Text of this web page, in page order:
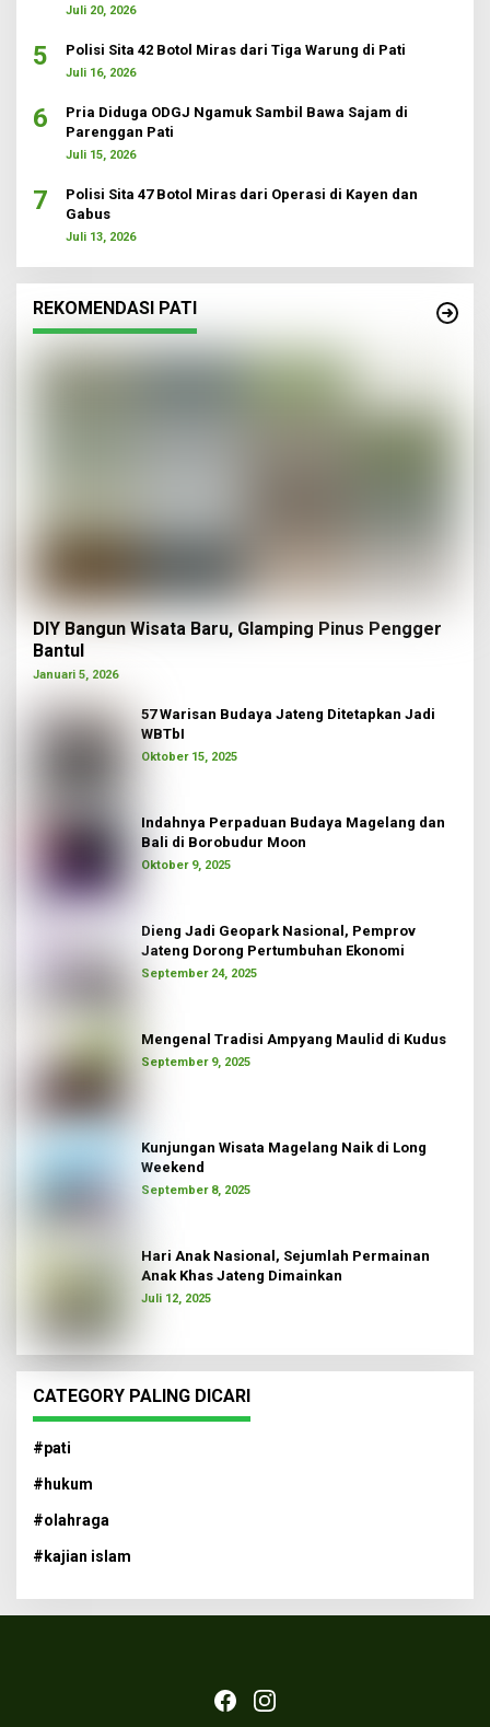
Juli 20, 2026
5 Polisi Sita 42 Botol Miras dari Tiga Warung di Pati
Juli 16, 2026
6
Pria Diduga ODGJ Ngamuk Sambil Bawa Sajam di
Parenggan Pati
Juli 15, 2026
7
Polisi Sita 47 Botol Miras dari Operasi di Kayen dan
Gabus
Juli 13, 2026
REKOMENDASI PATI
DIY Bangun Wisata Baru, Glamping Pinus Pengger
Bantul
Januari 5, 2026
57 Warisan Budaya Jateng Ditetapkan Jadi
WBTbI
Oktober 15, 2025
Indahnya Perpaduan Budaya Magelang dan
Bali di Borobudur Moon
Oktober 9, 2025
Dieng Jadi Geopark Nasional, Pemprov
Jateng Dorong Pertumbuhan Ekonomi
September 24, 2025
Mengenal Tradisi Ampyang Maulid di Kudus
September 9, 2025
Kunjungan Wisata Magelang Naik di Long
Weekend
September 8, 2025
Hari Anak Nasional, Sejumlah Permainan
Anak Khas Jateng Dimainkan
Juli 12, 2025
CATEGORY PALING DICARI
#pati
#hukum
#olahraga
#kajian islam